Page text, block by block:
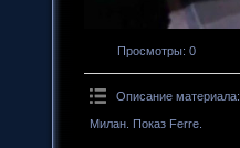
Просмотры: 0
Описание материала:
Милан. Показ Ferre.